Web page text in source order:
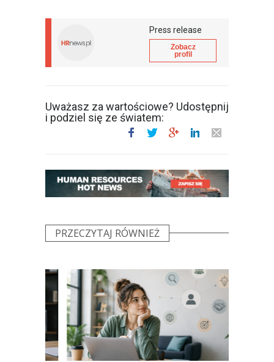
Press release
Zobacz
profil
Uważasz za wartościowe? Udostępnij
i podziel się ze światem:
PRZECZYTAJ RÓWNIEŻ